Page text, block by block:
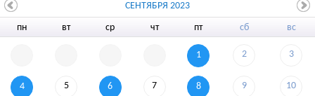
пн вт ср чт пт сб вс
1 2 3
4 5 6 7 8 9 10
СЕНТЯБРЯ 2023